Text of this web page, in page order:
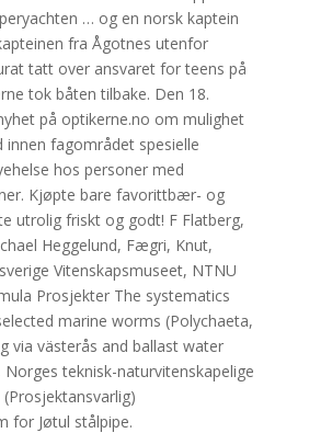
… og en norsk kaptein
fra Ågotnes utenfor
tatt over ansvaret for teens på
tok båten tilbake. Den 18.
på optikerne.no om mulighet
fagområdet spesielle
hos personer med
Kjøpte bare favorittbær- og
utrolig friskt og godt! F Flatberg,
Heggelund, Fægri, Knut,
Vitenskapsmuseet, NTNU
Prosjekter The systematics
marine worms (Polychaeta,
via västerås and ballast water
teknisk-naturvitenskapelige
for Jøtul stålpipe.